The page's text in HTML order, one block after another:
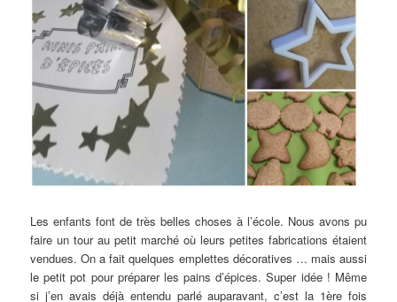
Les enfants font de très belles choses à l’école. Nous avons pu
faire un tour au petit marché où leurs petites fabrications étaient
vendues. On a fait quelques emplettes décoratives … mais aussi
le petit pot pour préparer les pains d’épices. Super idée ! Même
si j’en avais déjà entendu parlé auparavant, c’est la 1ère fois